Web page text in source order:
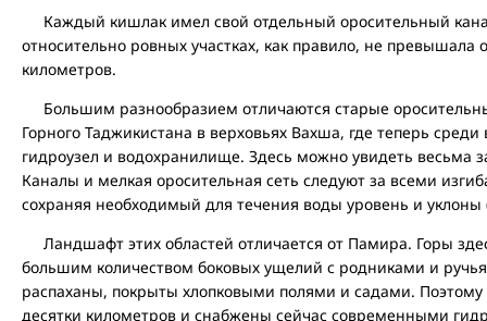
Каждый кишлак имел свой отдельный оросительный
относительно ровных участках, как правило, не превышала
километров.
Большим разнообразием отличаются старые
Горного Таджикистана в верховьях Вахша, где теперь
гидроузел и водохранилище. Здесь можно увидеть весьма
Каналы и мелкая оросительная сеть следуют за всеми
сохраняя необходимый для течения воды уровень и уклоны
Ландшафт этих областей отличается от Памира. Горы
большим количеством боковых ущелий с родниками и
распаханы, покрыты хлопковыми полями и садами. Поэтому
десятки километров и снабжены сейчас современными